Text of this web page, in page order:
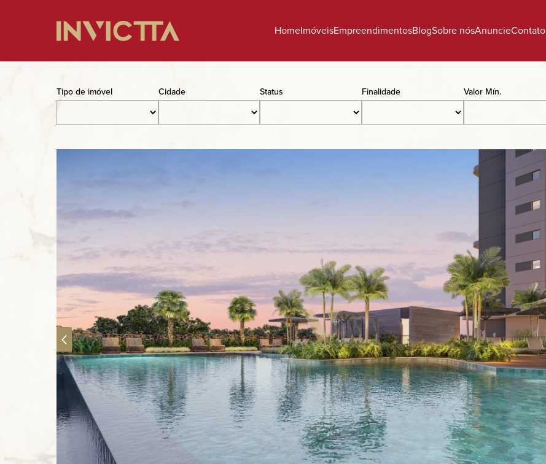
HomeImóveisEmpreendimentosBlogSobre nósAnuncieContato
Imóveis à venda
Sobre nós
Anuncie
Contato
Tipo de imóvel Cidade Status Finalidade Valor Mín.